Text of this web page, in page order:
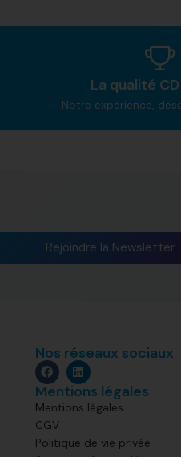
La qualité
Notre expérience,
Rejoindre la Newsletter
Nos réseaux sociaux
Mentions légales
Mentions légales
CGV
Politique de vie privée